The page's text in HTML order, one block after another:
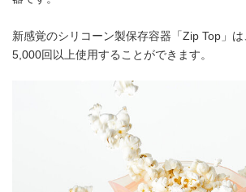
新感覚のシリコーン製保存容器「Zip Top」
5,000回以上使用することができます。